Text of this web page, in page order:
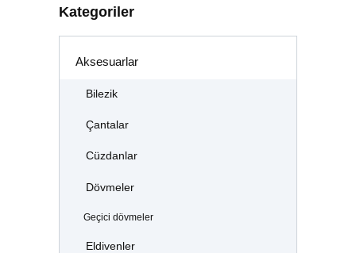
Kategoriler
Aksesuarlar
Bilezik
Çantalar
Cüzdanlar
Dövmeler
Geçici dövmeler
Eldivenler